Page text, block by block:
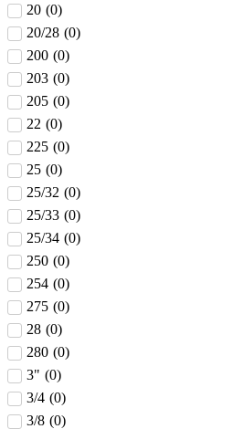
20 (0)
20/28 (0)
200 (0)
203 (0)
205 (0)
22 (0)
225 (0)
25 (0)
25/32 (0)
25/33 (0)
25/34 (0)
250 (0)
254 (0)
275 (0)
28 (0)
280 (0)
3" (0)
3/4 (0)
3/8 (0)